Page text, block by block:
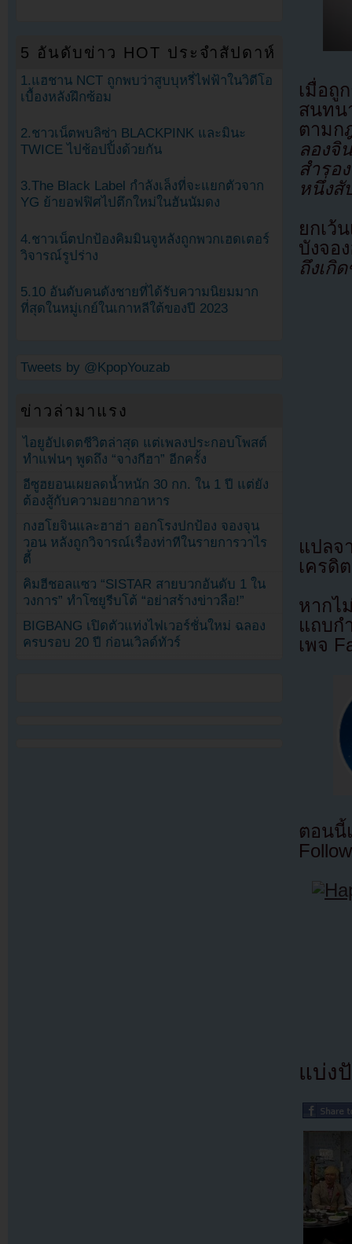
เมื่อถู
สนทน
ตามก
ลองจิ
สำรอ
หนึ่งสั
ยกเว้
บังจอ
ถึงเกิ
แปล
เครดิ
หากไ
แถบก
เพจ
ตอนนี้
แบ่ง
5 อันดับข่าว HOT ประจำสัปดาห์
1.แฮชาน NCT ถูกพบว่าสูบบุหรี่ไฟฟ้าในวิดีโอ
เบื้องหลังฝึกซ้อม
2.ชาวเน็ตพบลิซ่า BLACKPINK และมินะ
TWICE ไปช้อปปิ้งด้วยกัน
3.The Black Label กำลังเล็งที่จะแยกตัวจาก
YG ย้ายอฟฟิศไปตึกใหม่ในฮันนัมดง
4.ชาวเน็ตปกป้องคิมมินจูหลังถูกพวกเฮดเตอร์
วิจารณ์รูปร่าง
5.10 อันดับคนดังชายที่ได้รับความนิยมมาก
ที่สุดในหมู่เกย์ในเกาหลีใต้ของปี 2023
Tweets by @KpopYouzab
ข่าวล่ามาแรง
ไอยูอัปเดตชีวิตล่าสุด แต่เพลงประกอบโพสต์
ทำแฟนๆ พูดถึง “จางกีฮา” อีกครั้ง
อีซูฮยอนเผยลดน้ำหนัก 30 กก. ใน 1 ปี แต่ยัง
ต้องสู้กับความอยากอาหาร
กงฮโยจินและฮาฮ่า ออกโรงปกป้อง จองจุน
วอน หลังถูกวิจารณ์เรื่องท่าทีในรายการวาไร
ตี้
คิมฮีชอลแซว “SISTAR สายบวกอันดับ 1 ใน
วงการ” ทำโซยูรีบโต้ “อย่าสร้างข่าวลือ!”
BIGBANG เปิดตัวแท่งไฟเวอร์ชั่นใหม่ ฉลอง
ครบรอบ 20 ปี ก่อนเวิลด์ทัวร์